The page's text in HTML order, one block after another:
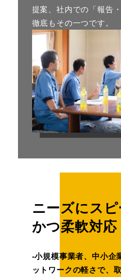
提案、社内での「報告
徹底もその一つです。
ニーズにス
かつ柔軟対応
-小規模事業者、中小企
ットワークの軽さで、